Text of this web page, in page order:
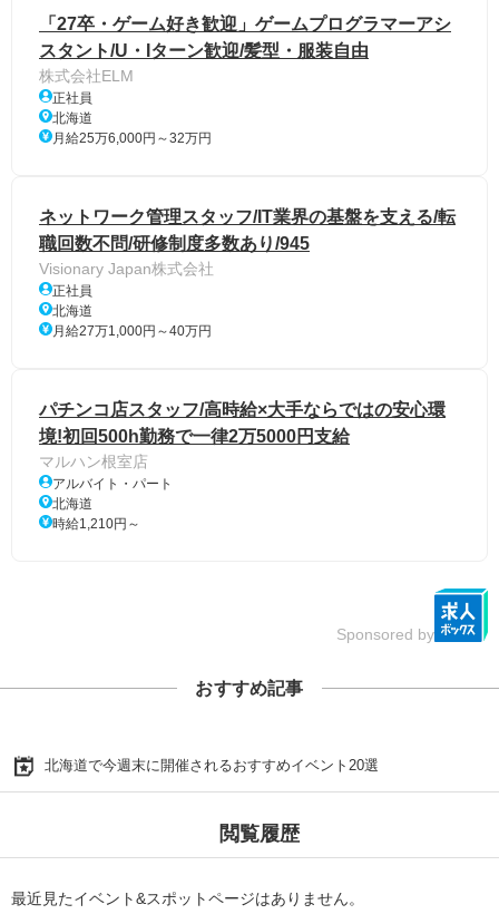
「27卒・ゲーム好き歓迎」ゲームプログラマーアシ
スタント/U・Iターン歓迎/髪型・服装自由
株式会社ELM
正社員
北海道
月給25万6,000円～32万円
ネットワーク管理スタッフ/IT業界の基盤を支える/転
職回数不問/研修制度多数あり/945
Visionary Japan株式会社
正社員
北海道
月給27万1,000円～40万円
パチンコ店スタッフ/高時給×大手ならではの安心環
境!初回500h勤務で一律2万5000円支給
マルハン根室店
アルバイト・パート
北海道
時給1,210円～
Sponsored by
おすすめ記事
北海道で今週末に開催されるおすすめイベント20選
閲覧履歴
最近見たイベント&スポットページはありません。